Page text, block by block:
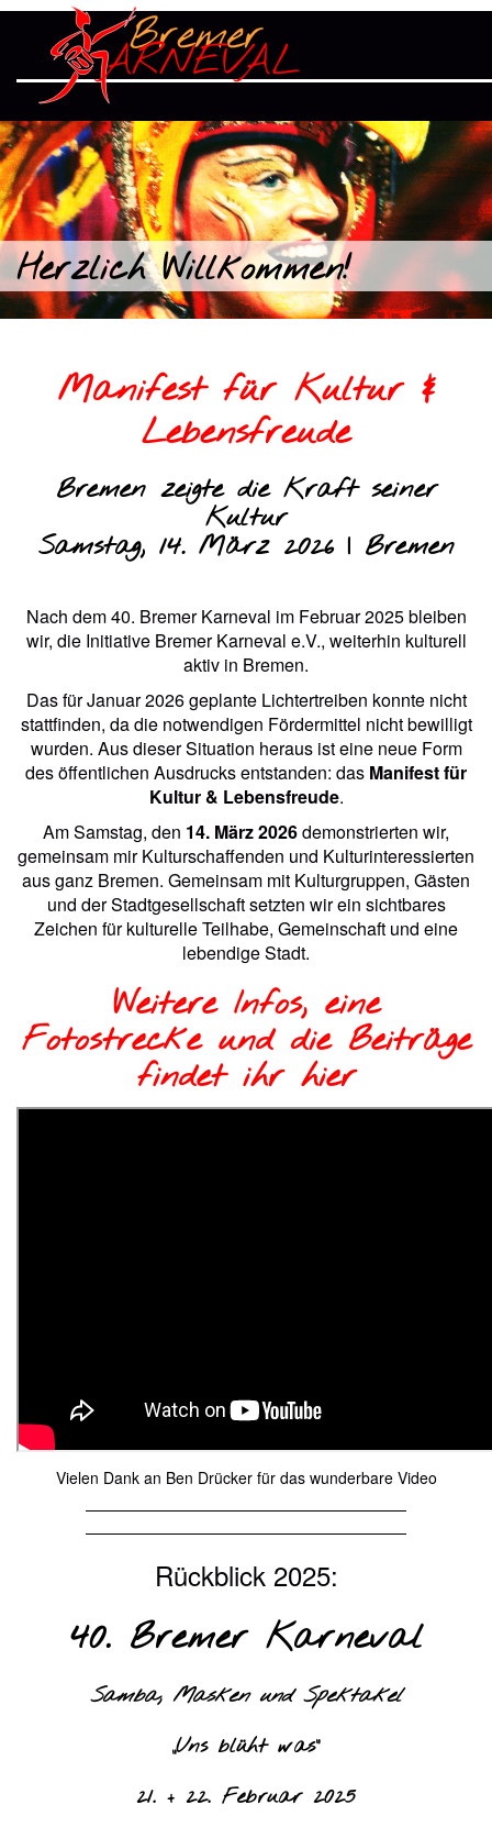
Herzlich Willkommen!
Manifest für Kultur &
Lebensfreude
Bremen zeigte die Kraft seiner
Kultur
Samstag, 14. März 2026 | Bremen
Nach dem 40. Bremer Karneval im Februar 2025 bleiben
wir, die Initiative Bremer Karneval e.V., weiterhin kulturell
aktiv in Bremen.
Das für Januar 2026 geplante Lichtertreiben konnte nicht
stattfinden, da die notwendigen Fördermittel nicht bewilligt
wurden. Aus dieser Situation heraus ist eine neue Form
des öffentlichen Ausdrucks entstanden: das Manifest für
Kultur & Lebensfreude.
Am Samstag, den 14. März 2026demonstrierten wir,
gemeinsam mir Kulturschaffenden und Kulturinteressierten
aus ganz Bremen. Gemeinsam mit Kulturgruppen, Gästen
und der Stadtgesellschaft setzten wir ein sichtbares
Zeichen für kulturelle Teilhabe, Gemeinschaft und eine
lebendige Stadt.
Weitere Infos, eine
Fotostrecke und die Beiträge
findet ihr hier
Vielen Dank an Ben Drücker für das wunderbare Video
Rückblick 2025:
40. Bremer Karneval
Samba, Masken und Spektakel
„Uns blüht was“
21. + 22. Februar 2025